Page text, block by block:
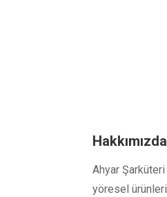
Hakkımızda
Ahyar
yöresel